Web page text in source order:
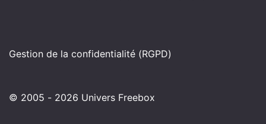
Gestion de la confidentialité (RGPD)
© 2005 - 2026 Univers Freebox